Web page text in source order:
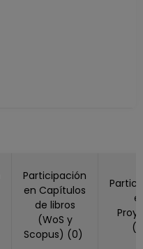
Participación
en Capítulos
de libros
(WoS y
Scopus) (0)